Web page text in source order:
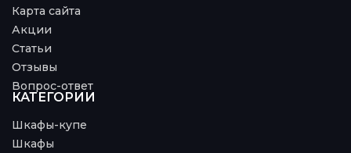
Карта сайта
Акции
Статьи
Отзывы
Вопрос-ответ
КАТЕГОРИИ
Шкафы-купе
Шкафы